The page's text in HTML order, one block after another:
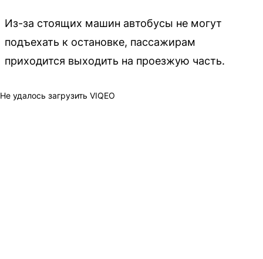
Из-за стоящих машин автобусы не могут
подъехать к остановке, пассажирам
приходится выходить на проезжую часть.
Не удалось загрузить VIQEO